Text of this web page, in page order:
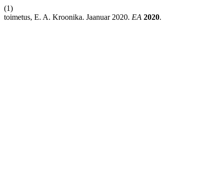
(1)
toimetus, E. A. Kroonika. Jaanuar 2020. EA 2020.